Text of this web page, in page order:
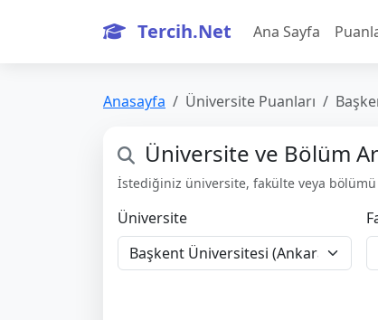
Tercih.Net Ana Sayfa
Anasayfa Üniversite Puanları
Üniversite ve Bölüm
İstediğiniz üniversite, fakülte veya
Üniversite